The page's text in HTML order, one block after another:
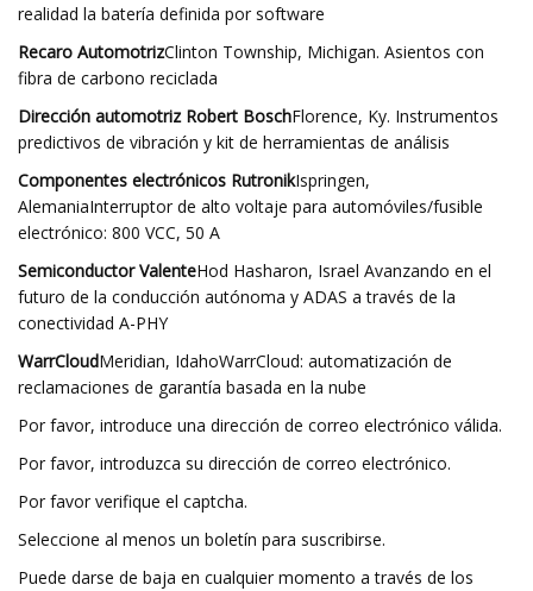
realidad la batería definida por software
Recaro AutomotrizClinton Township, Michigan. Asientos con
fibra de carbono reciclada
Dirección automotriz Robert BoschFlorence, Ky. Instrumentos
predictivos de vibración y kit de herramientas de análisis
Componentes electrónicos RutronikIspringen,
AlemaniaInterruptor de alto voltaje para automóviles/fusible
electrónico: 800 VCC, 50 A
Semiconductor ValenteHod Hasharon, Israel Avanzando en el
futuro de la conducción autónoma y ADAS a través de la
conectividad A-PHY
WarrCloudMeridian, IdahoWarrCloud: automatización de
reclamaciones de garantía basada en la nube
Por favor, introduce una dirección de correo electrónico válida.
Por favor, introduzca su dirección de correo electrónico.
Por favor verifique el captcha.
Seleccione al menos un boletín para suscribirse.
Puede darse de baja en cualquier momento a través de los